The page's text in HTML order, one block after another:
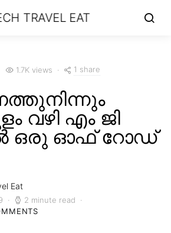
TRAVEL EAT
1.7K views 1 share
വഴി എം ജി
ഒരു ഓഫ് റോഡ്
Eat
2 minute read